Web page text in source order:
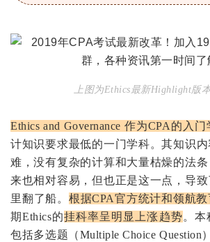
上图为Ethics最新Highlight版
Ethics and Governance 作为CPA 的入门
计知识要求最低的一门学科。其知识
难，没有复杂的计算和大量枯燥的法
来也相对容易，但也正是这一点，导
里翻了船。 根据CPA官方统计和领航
期Ethics的挂科率呈明显上涨趋势。本
包括多选题（Multiple Choice Question